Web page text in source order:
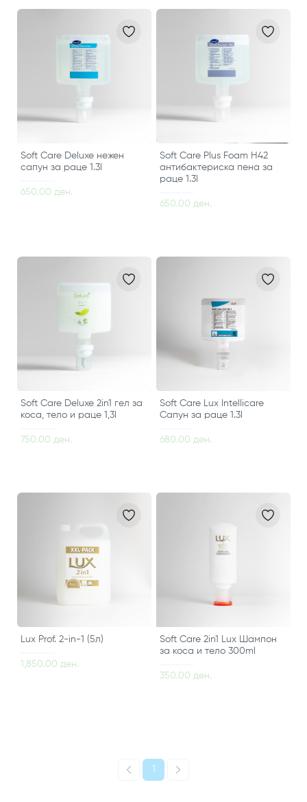
Soft Care Deluxe нежен
сапун за раце 1.3l
650.00 ден.
Soft Care Plus Foam H42
антибактериска пена за
раце 1.3l
650.00 ден.
Soft Care Deluxe 2in1 гел за
коса, тело и раце 1,3l
750.00 ден.
Soft Care Lux Intellicare
Сапун за раце 1.3l
680.00 ден.
Lux Prof. 2-in-1 (5л)
1,850.00 ден.
Soft Care 2in1 Lux Шампон
за коса и тело 300ml
350.00 ден.
1